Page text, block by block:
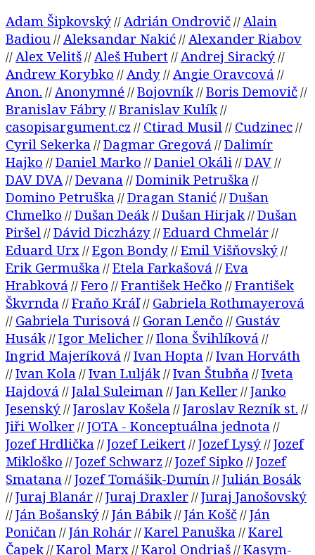
Adam Šipkovský// Adrián Ondrovič// Alain
Badiou // Aleksandar Nakić// Alexander Riabov
// Alex Velitš// Aleš Hubert // Andrej Siracký//
Andrew Korybko // Andy// Angie Oravcová //
Anon. // Anonymné //Bojovník//Boris Demovič//
Branislav Fábry//Branislav Kulík//
casopisargument.cz // Ctirad Musil // Cudzinec//
Cyril Sekerka //Dagmar Gregová //Dalimír
Hajko //Daniel Marko //Daniel Okáli //DAV//
DAV DVA//Devana //Dominik Petruška //
Domino Petruška //Dragan Stanić//Dušan
Chmelko //Dušan Deák//Dušan Hirjak//Dušan
Piršel //Dávid Diczházy//Eduard Chmelár//
Eduard Urx //Egon Bondy//Emil Višňovský//
Erik Germuška //Etela Farkašová //Eva
Hrabková //Fero //František Hečko //František
Škvrnda //Fraňo Kráľ// Gabriela Rothmayerová
// Gabriela Turisová // Goran Lenčo // Gustáv
Husák//Igor Melicher//Ilona Švihlíková //
Ingrid Majeríková //Ivan Hopta //Ivan Horváth
//Ivan Kola //Ivan Lulják//Ivan Štubňa //Iveta
Hajdová //Jalal Suleiman //Jan Keller//Janko
Jesenský//Jaroslav Košela //Jaroslav Rezník st. //
Jiři Wolker//JOTA - Konceptuálna jednota //
Jozef Hrdlička //Jozef Leikert //Jozef Lysý//Jozef
Mikloško //Jozef Schwarz //Jozef Sipko //Jozef
Smatana //Jozef Tomášik-Dumín //Julián Bosák
//Juraj Blanár//Juraj Draxler//Juraj Janošovský
//Ján Bošanský//Ján Bábik//Ján Košč//Ján
Poničan //Ján Rohár//Karel Panuška //Karel
Čapek//Karol Marx //Karol Ondriaš//Kasym-